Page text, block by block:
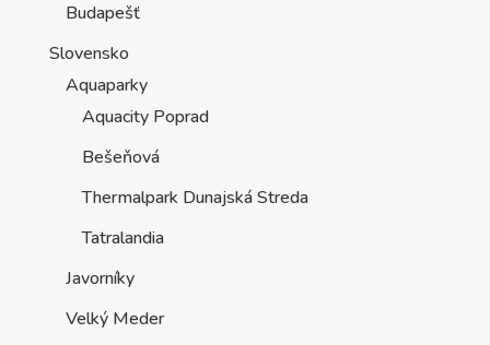
Budapešť
Slovensko
Aquaparky
Aquacity Poprad
Bešeňová
Thermalpark Dunajská Streda
Tatralandia
Javorníky
Velký Meder